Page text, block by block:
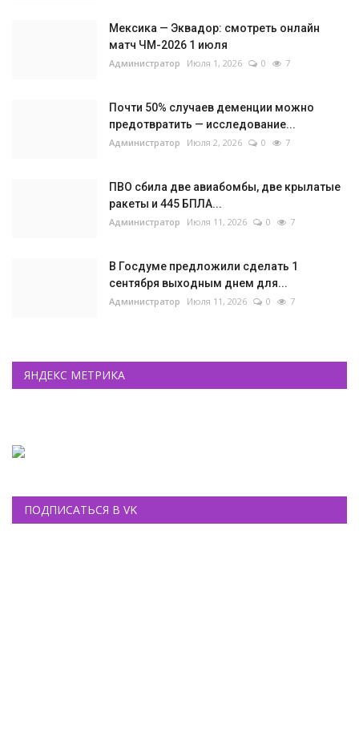
Мексика — Эквадор: смотреть онлайн
матч ЧМ-2026 1 июля
Администратор Июля 1, 2026 0 7
Почти 50% случаев деменции можно
предотвратить — исследование...
Администратор Июля 2, 2026 0 7
ПВО сбила две авиабомбы, две крылатые
ракеты и 445 БПЛА...
Администратор Июля 11, 2026 0 7
В Госдуме предложили сделать 1
сентября выходным днем для...
Администратор Июля 11, 2026 0 7
ЯНДЕКС МЕТРИКА
ПОДПИСАТЬСЯ В VK